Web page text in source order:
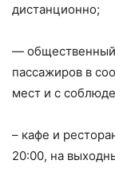
дистанционно;
— общественный
пассажиров в
мест и с
– кафе и
20:00, на